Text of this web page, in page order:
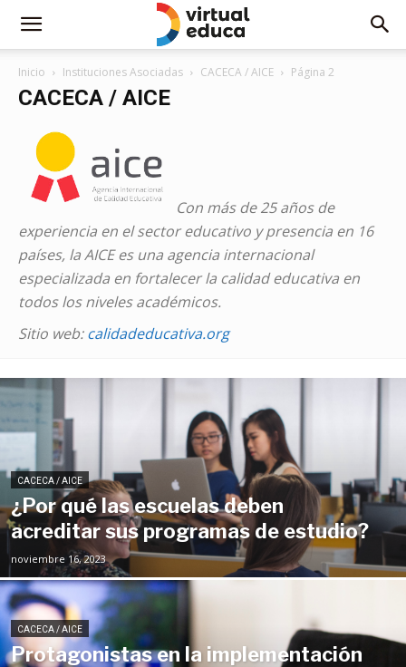
Inicio Instituciones Asociadas CACECA / AICE Página 2
CACECA / AICE
Con más de 25 años de
experiencia en el sector educativo y presencia en 16
países, la AICE es una agencia internacional
especializada en fortalecer la calidad educativa en
todos los niveles académicos.
Sitio web:calidadeducativa.org
CACECA / AICE
¿Por qué las escuelas deben
acreditar sus programas de estudio?
noviembre 16, 2023
CACECA / AICE
Protagonistas en la implementación